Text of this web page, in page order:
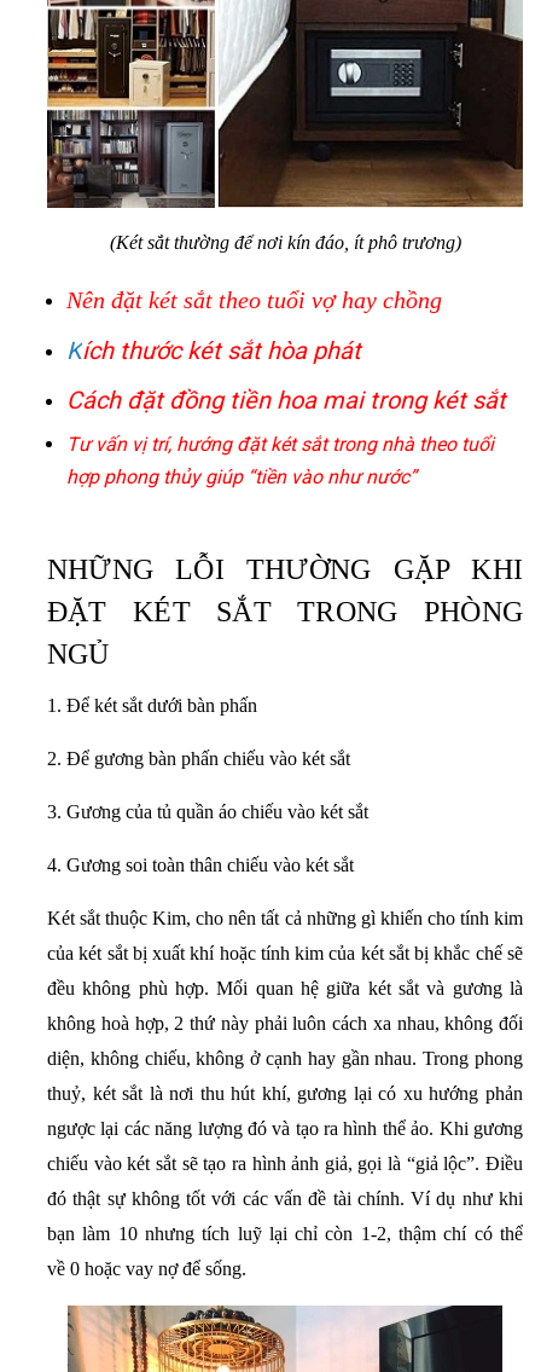
(Két sắt thường để nơi kín đáo, ít phô trương)
Nên đặt két sắt theo tuổi vợ hay chồng
Kích thước két sắt hòa phát
Cách đặt đồng tiền hoa mai trong két sắt
Tư vấn vị trí, hướng đặt két sắt trong nhà theo tuổi
hợp phong thủy giúp “tiền vào như nước”
NHỮNG LỖI THƯỜNG GẶP KHI
ĐẶT KÉT SẮT TRONG PHÒNG
NGỦ
1. Để két sắt dưới bàn phấn
2. Để gương bàn phấn chiếu vào két sắt
3. Gương của tủ quần áo chiếu vào két sắt
4. Gương soi toàn thân chiếu vào két sắt
Két sắt thuộc Kim, cho nên tất cả những gì khiến cho tính kim
của két sắt bị xuất khí hoặc tính kim của két sắt bị khắc chế sẽ
đều không phù hợp. Mối quan hệ giữa két sắt và gương là
không hoà hợp, 2 thứ này phải luôn cách xa nhau, không đối
diện, không chiếu, không ở cạnh hay gần nhau. Trong phong
thuỷ, két sắt là nơi thu hút khí, gương lại có xu hướng phản
ngược lại các năng lượng đó và tạo ra hình thể ảo. Khi gương
chiếu vào két sắt sẽ tạo ra hình ảnh giả, gọi là “giả lộc”. Điều
đó thật sự không tốt với các vấn đề tài chính. Ví dụ như khi
bạn làm 10 nhưng tích luỹ lại chỉ còn 1-2, thậm chí có thể
về 0 hoặc vay nợ để sống.